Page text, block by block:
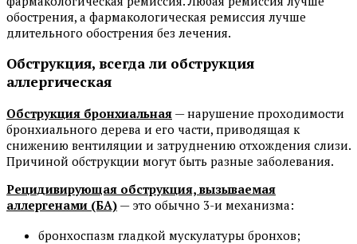
обострения, а фармакологическая ремиссия лучше
длительного обострения без лечения.
Обструкция, всегда ли обструкция
аллергическая
Обструкция бронхиальная — нарушение проходимости
бронхиального дерева и его части, приводящая к
снижению вентиляции и затруднению отхождения слизи.
Причиной обструкции могут быть разные заболевания.
Рецидивирующая обструкция, вызываемая
аллергенами (БА) — это обычно 3-и механизма:
бронхоспазм гладкой мускулатуры бронхов;